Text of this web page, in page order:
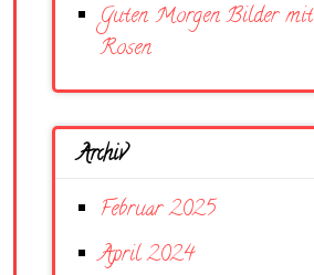
Guten Morgen Bilder mit
Rosen
Archiv
Februar 2025
April 2024